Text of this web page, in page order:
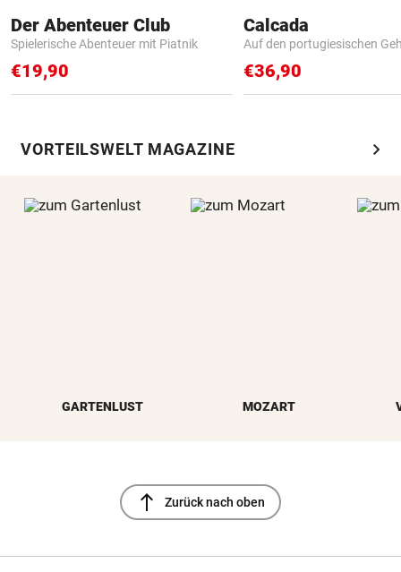
Der Abenteuer Club
Spielerische Abenteuer mit Piatnik
€19,90
Calcada
Auf den portugiesischen
€36,90
VORTEILSWELT MAGAZINE chevron_right
GARTENLUST MOZART
north Zurück nach oben